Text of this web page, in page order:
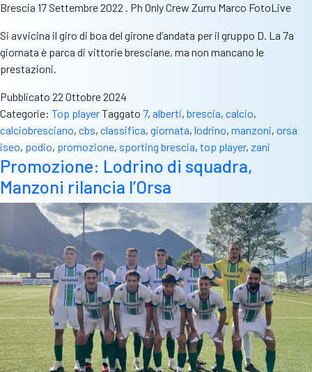
Brescia 17 Settembre 2022 . Ph Only Crew Zurru Marco FotoLive
Si avvicina il giro di boa del girone d’andata per il gruppo D. La 7a
giornata è parca di vittorie bresciane, ma non mancano le
prestazioni.
Pubblicato 22 Ottobre 2024
Categorie: Top playerTaggato 7, alberti, brescia, calcio,
calciobresciano, cbs, classifica, giornata, lodrino, manzoni, orsa
iseo, podio, promozione, sporting brescia, top player, zani
Promozione: Lodrino di squadra,
Manzoni rilancia l’Orsa